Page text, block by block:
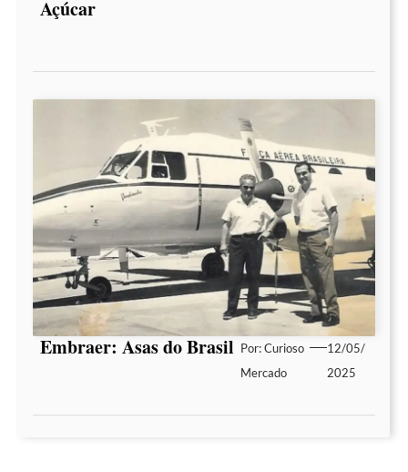
Açúcar
Embraer: Asas do Brasil Por:Curioso
Mercado
12/05/
2025